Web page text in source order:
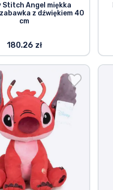
Stitch Angel miękka
z dźwiękiem 40
cm
180.26 zł